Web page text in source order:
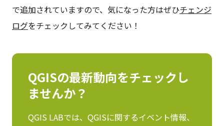
で追加されていますので、気になった方はぜひチェンジ
ログをチェックしてみてください！
QGISの最新動向をチェックし
ませんか？
QGIS LABでは、QGISに関するイベント情報、